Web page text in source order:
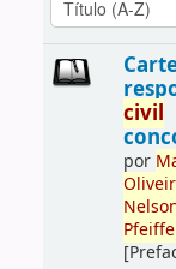
civil
por